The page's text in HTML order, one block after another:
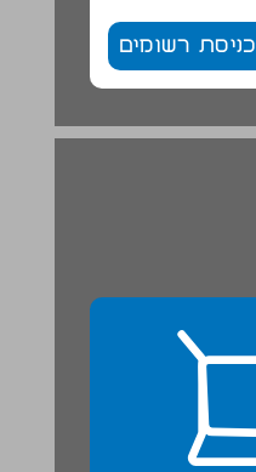
כניסת רשומים